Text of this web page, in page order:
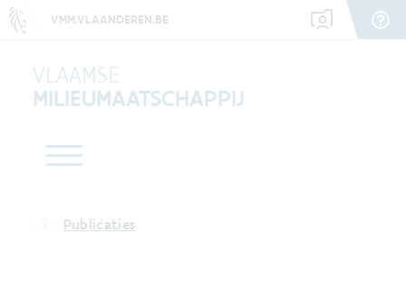
VMM.VLAANDEREN.BE
VLAAMSE
MILIEUMAATSCHAPPIJ
Publicaties